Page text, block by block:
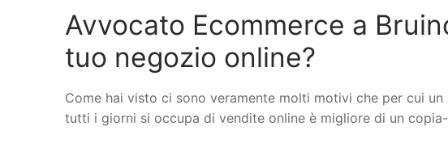
Avvocato Ecommerce a
tuo negozio online?
Come hai visto ci sono veramente molti motivi che per cui
tutti i giorni si occupa di vendite online è migliore di un